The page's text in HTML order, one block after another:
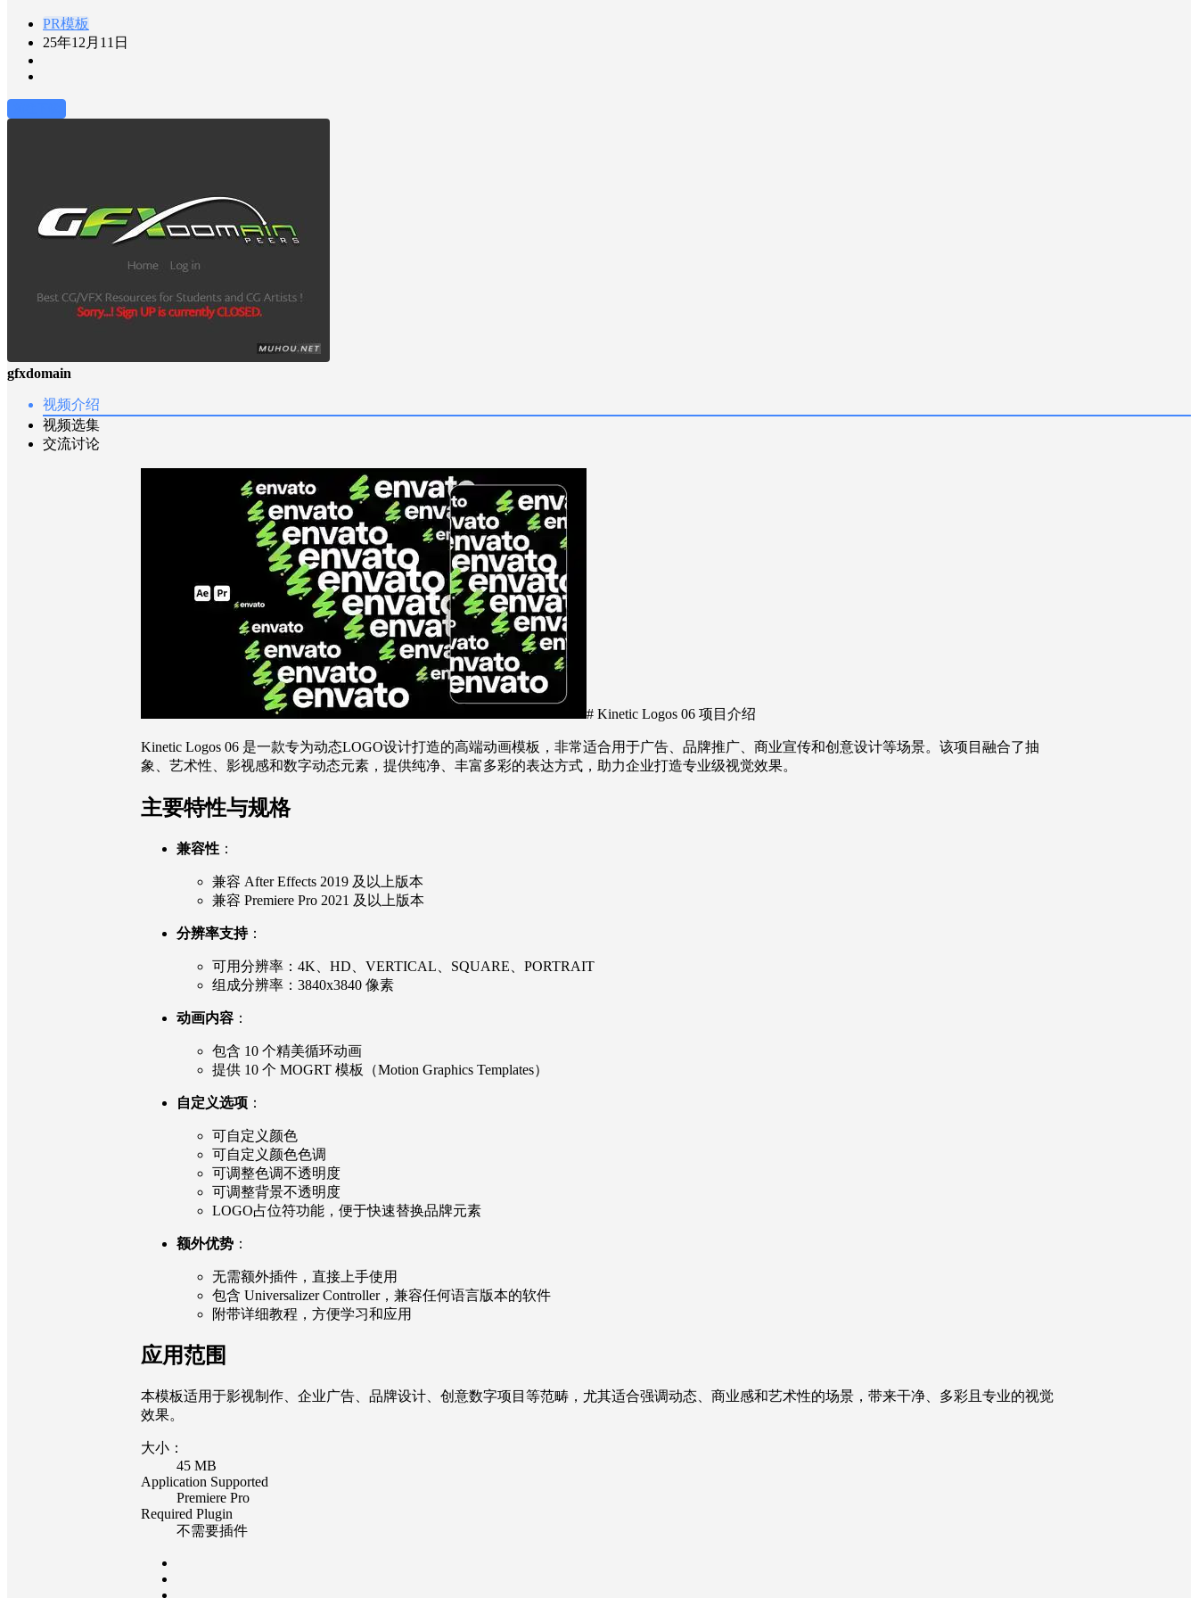
PR模板
25年12月11日
gfxdomain
视频介绍
视频选集
交流讨论
# Kinetic Logos 06 项目介绍
Kinetic Logos 06 是一款专为动态LOGO设计打造的高端动画模板，非常适合用于广告、品牌推广、商业宣传和创意设计等场景。该项目融合了抽
象、艺术性、影视感和数字动态元素，提供纯净、丰富多彩的表达方式，助力企业打造专业级视觉效果。
主要特性与规格
兼容性 ：
兼容 After Effects 2019 及以上版本
兼容 Premiere Pro 2021 及以上版本
分辨率支持：
可用分辨率：4K、HD、VERTICAL、SQUARE、PORTRAIT
组成分辨率：3840x3840 像素
动画内容 ：
包含 10 个精美循环动画
提供 10 个 MOGRT 模板（Motion Graphics Templates）
自定义选项 ：
可自定义颜色
可自定义颜色色调
可调整色调不透明度
可调整背景不透明度
LOGO占位符功能，便于快速替换品牌元素
额外优势 ：
无需额外插件，直接上手使用
包含 Universalizer Controller，兼容任何语言版本的软件
附带详细教程，方便学习和应用
应用范围
本模板适用于影视制作、企业广告、品牌设计、创意数字项目等范畴，尤其适合强调动态、商业感和艺术性的场景，带来干净、多彩且专业的视觉
效果。
大小：
45 MB
Application Supported
Premiere Pro
Required Plugin
不需要插件